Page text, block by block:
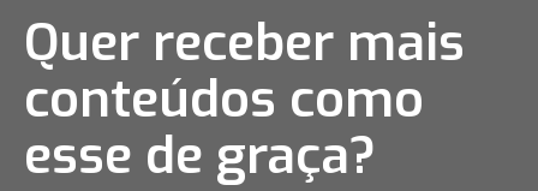
Quer receber mais
conteúdos como
esse de graça?